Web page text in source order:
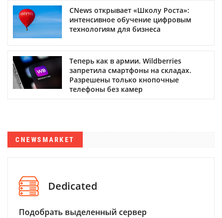
CNews открывает «Школу Роста»:
интенсивное обучение цифровым
технологиям для бизнеса
Теперь как в армии. Wildberries
запретила смартфоны на складах.
Разрешены только кнопочные
телефоны без камер
CNEWSMARKET
Dedicated
Подобрать выделенный сервер